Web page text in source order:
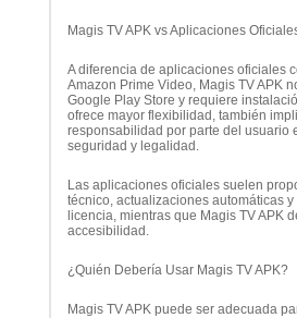
Magis TV APK vs Aplicaciones
A diferencia de aplicaciones oficiales
Amazon Prime Video, Magis TV APK
Google Play Store y requiere
ofrece mayor flexibilidad, también
responsabilidad por parte del usuario
seguridad y legalidad.
Las aplicaciones oficiales suelen
técnico, actualizaciones automáticas
licencia, mientras que Magis TV APK
accesibilidad.
¿Quién Debería Usar Magis TV APK?
Magis TV APK puede ser adecuada